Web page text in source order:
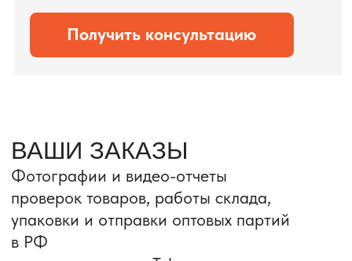
Портативные колонки
Условия: Тираж 3100 шт.
Колонка с шнуром
зарядным, без коробки
Складная зарядка
Условия: Тираж 5900 шт.
Магнитная зарядка 3в1.